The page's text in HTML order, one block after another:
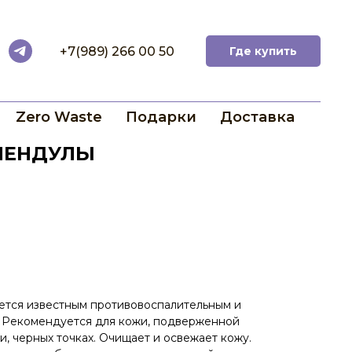
+7(989) 266 00 50 Где купить
Zero Waste Подарки Доставка
известным противовоспалительным и
для кожи, подверженной
черных точках. Очищает и освежает кожу.